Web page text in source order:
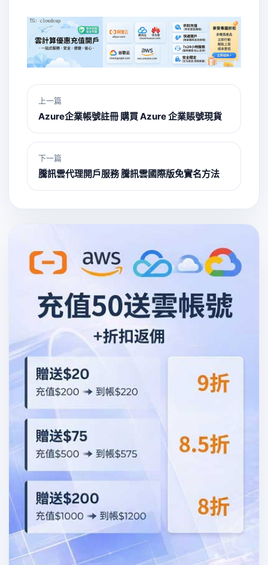
上一篇
Azure企業帳號註冊 購買 Azure 企業賬號現貨
下一篇
騰訊雲代理開戶服務 騰訊雲國際版免實名方法